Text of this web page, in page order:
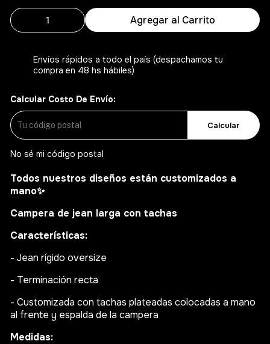
Agregar al Carrito
Envíos rápidos a todo el país (despachamos tu
compra en 48 hs hábiles)
Calcular Costo De Envío:
Calcular
No sé mi código postal
Todos nuestros diseños están customizados a
mano✨
Campera de jean larga con tachas
Características:
- Jean rígido oversize
- Terminación recta
- Customizada con tachas plateadas colocadas a mano
al frente y espalda de la campera
Medidas: